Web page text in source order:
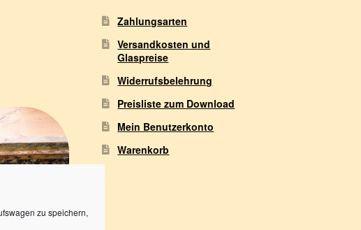
zu speichern,
Zahlungsarten
Versandkosten und
Glaspreise
Widerrufsbelehrung
Preisliste zum Download
Mein Benutzerkonto
Warenkorb